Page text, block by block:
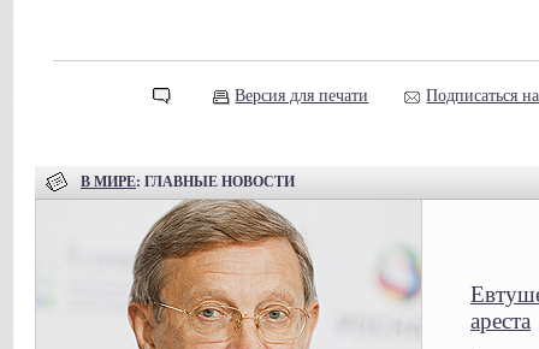
Версия для печати Подписаться
В МИРЕ: ГЛАВНЫЕ НОВОСТИ
ареста